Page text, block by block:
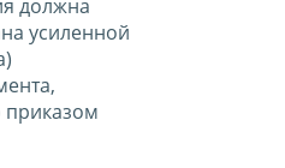
должна
усиленной
приказом